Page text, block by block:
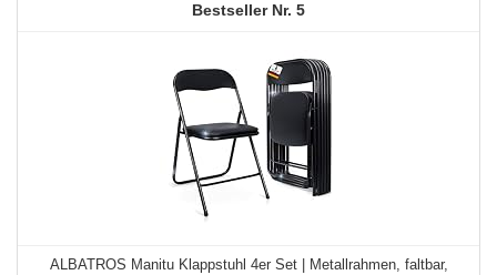
5
ALBATROS Manitu Klappstuhl 4er Set | Metallrahmen, faltbar,